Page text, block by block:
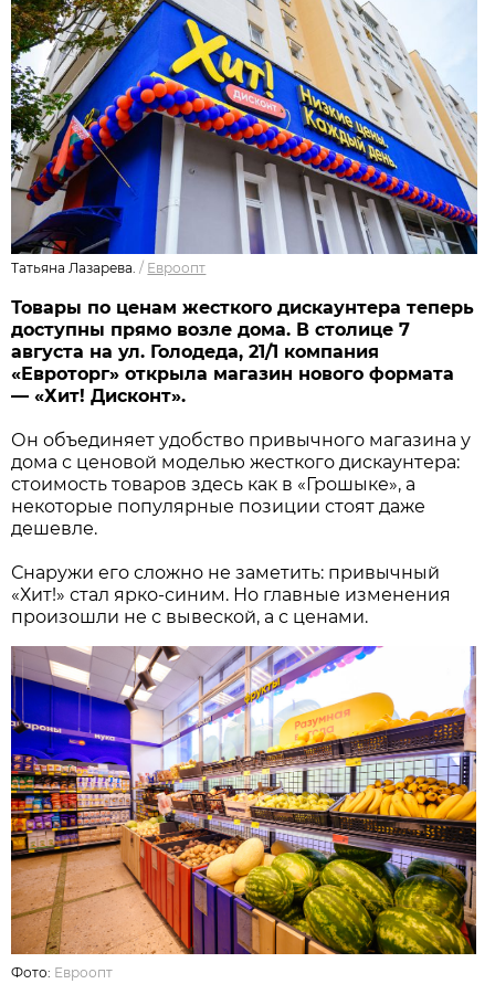
Татьяна Лазарева. / Евроопт
Товары по ценам жесткого дискаунтера теперь
доступны прямо возле дома. В столице 7
августа на ул. Голодеда, 21/1 компания
«Евроторг» открыла магазин нового формата
— «Хит! Дисконт».
Он объединяет удобство привычного магазина у
дома с ценовой моделью жесткого дискаунтера:
стоимость товаров здесь как в «Грошыке», а
некоторые популярные позиции стоят даже
дешевле.
Снаружи его сложно не заметить: привычный
«Хит!» стал ярко-синим. Но главные изменения
произошли не с вывеской, а с ценами.
Фото: Евроопт